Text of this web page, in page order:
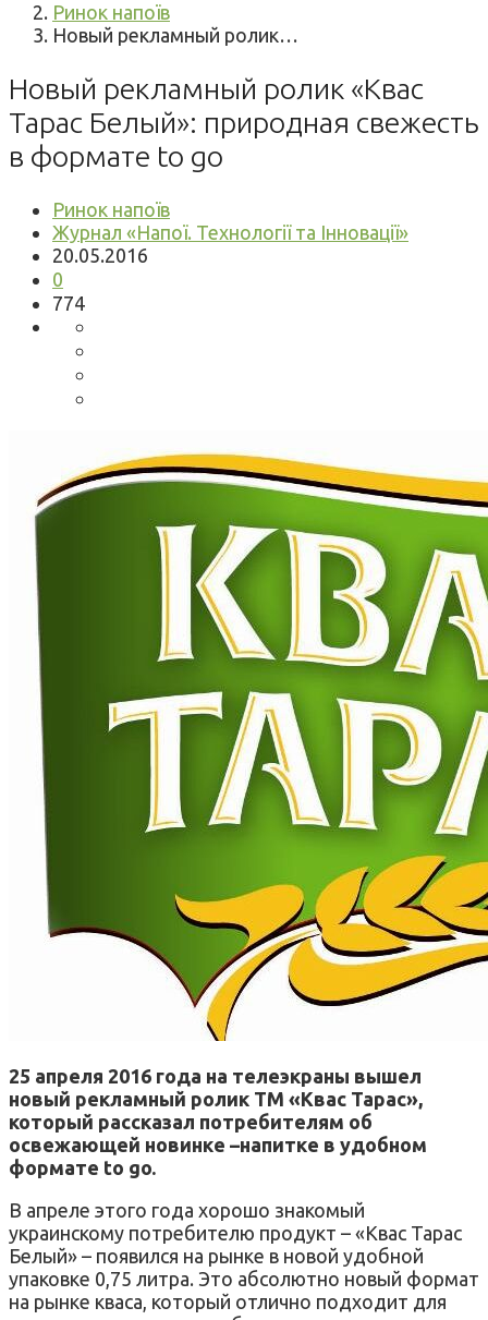
Ринок напоїв
Новый рекламный ролик…
Новый рекламный ролик «Квас
Тарас Белый»: природная свежесть
в формате to go
Ринок напоїв
Журнал «Напої. Технології та Інновації»
20.05.2016
0
774
25 апреля 2016 года на телеэкраны вышел
новый рекламный ролик ТМ «Квас Тарас»,
который рассказал потребителям об
освежающей новинке –напитке в удобном
формате to go.
В апреле этого года хорошо знакомый
украинскому потребителю продукт – «Квас Тарас
Белый» – появился на рынке в новой удобной
упаковке 0,75 литра. Это абсолютно новый формат
на рынке кваса, который отлично подходит для